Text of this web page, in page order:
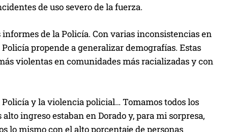
de uso severo de la fuerza.
de la Policía. Con varias inconsistencias en
propende a generalizar demografías. Estas
violentas en comunidades más racializadas y con
y la violencia policial… Tomamos todos los
ingreso estaban en Dorado y, para mi sorpresa,
lo mismo con el alto porcentaje de personas